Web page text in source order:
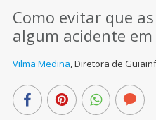
Como evitar que
algum acidente
Vilma Medina,Diretora de